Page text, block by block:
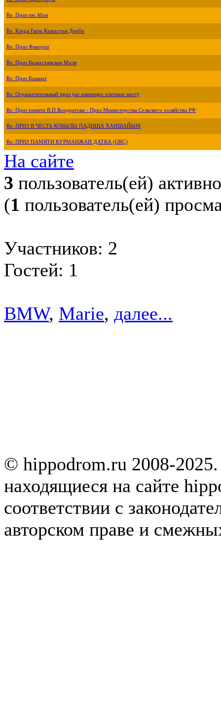
Re: Приз им.Абая
Re: Kinga Farm Казахстан Дерби
Re: Приз Фаворит
Re: Приз Казахстанская Миля
Re: Приз Казанат
Re: Ограничительный приз (не имеющих платных мест)
Re: Приз памяти В.П.Кондратова - Приз Министерства Сельского хозяйства РФ
Re: ПРИЗ В ЧЕСТЬ КОБЫЛЫ ПАДИША ХАНШАЙЫМ
Re: ПРИЗ ПАМЯТИ КУРМАНЖАН ДАТКА (ОКС)
На сайте
3 пользователь(ей) активно
(1 пользователь(ей)
Участников: 2
Гостей: 1
BMW, Marie, далее...
© hippodrom.ru 2008-
находящиеся на сайте
соответствии с
авторском праве и